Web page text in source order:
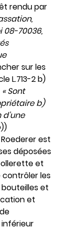
rendu par
08-70036,
sur les
L.713-2 b)
« Sont
b)
est
déposées
et
contrôler les
et
et